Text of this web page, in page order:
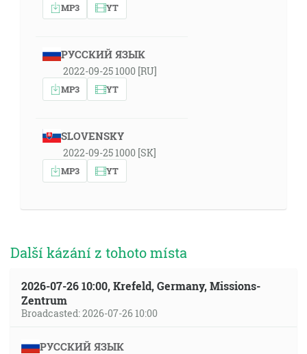
MP3 YT
РУССКИЙ ЯЗЫК
2022-09-25 1000 [RU]
MP3 YT
SLOVENSKY
2022-09-25 1000 [SK]
MP3 YT
Další kázání z tohoto místa
2026-07-26 10:00, Krefeld, Germany, Missions-
Zentrum
Broadcasted: 2026-07-26 10:00
РУССКИЙ ЯЗЫК